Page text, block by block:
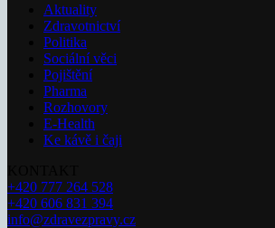
Aktuality
Zdravotnictví
Politika
Sociální věci
Pojištění
Pharma
Rozhovory
E-Health
Ke kávě i čaji
+420 777 264 528
+420 606 831 394
info@zdravezpravy.cz